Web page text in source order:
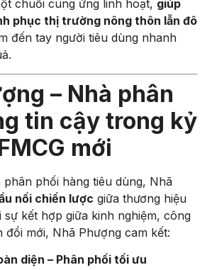
chuỗi cung ứng linh hoạt, giúp
phục thị trường nông thôn lẫn đô
đến tay người tiêu dùng nhanh
– Nhà phân
tin cậy trong kỷ
mới
phối hàng tiêu dùng, Nhã
nối chiến lược giữa thương hiệu
kết hợp giữa kinh nghiệm, công
đổi mới, Nhã Phượng cam kết:
diện – Phân phối tối ưu